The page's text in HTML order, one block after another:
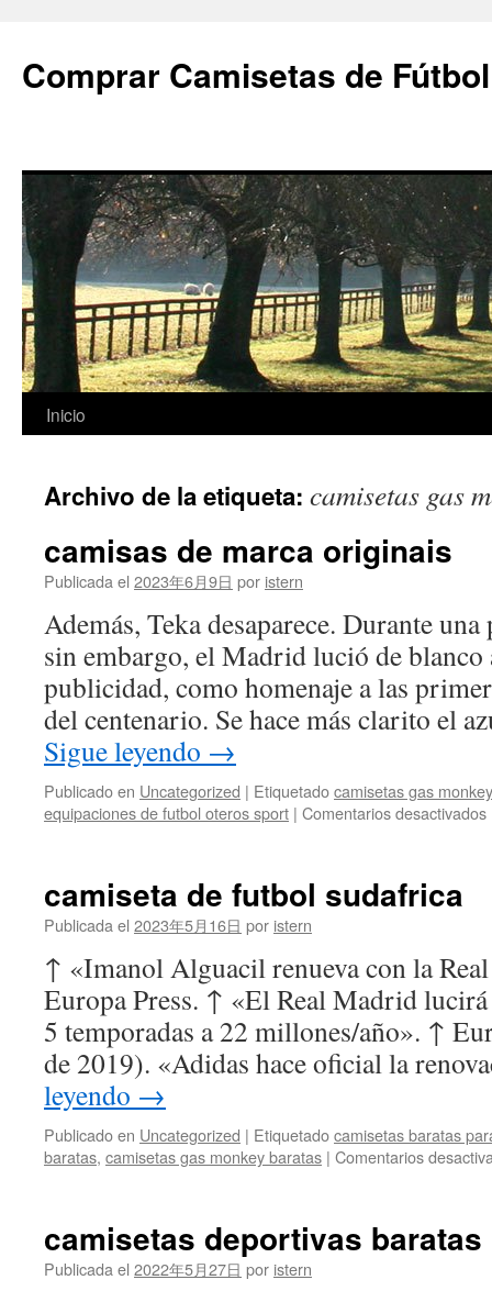
Comprar Camisetas de
Saltar
contenido
Inicio
Archivo de la etiqueta: camisetas gas
camisas de marca originais
Publicada el 2023年6月9日 por istern
Además, Teka desaparece. Durante
sin embargo, el Madrid lució de
publicidad, como homenaje a las
del centenario. Se hace más clarito el
Sigue leyendo →
Publicado en Uncategorized | Etiquetadocamisetas gas
equipaciones de futbol oteros sport | Comentarios desactivados
camiseta de futbol sudafrica
Publicada el 2023年5月16日 por istern
↑ «Imanol Alguacil renueva con la
Europa Press. ↑ «El Real Madrid
5 temporadas a 22 millones/año». ↑
de 2019). «Adidas hace oficial la
leyendo →
Publicado en Uncategorized | Etiquetadocamisetas baratas
baratas, camisetas gas monkey baratas | Comentarios
camisetas deportivas baratas
Publicada el 2022年5月27日 por istern